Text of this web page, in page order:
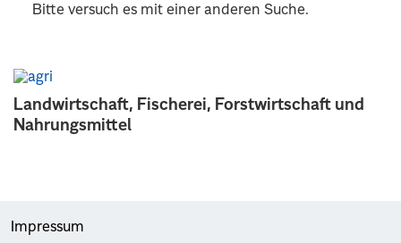
Landwirtschaft, Fischerei, Forstwirtschaft und
Nahrungsmittel
Bitte versuch es mit einer anderen Suche.
Impressum